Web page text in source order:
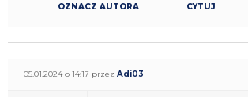
OZNACZ AUTORA CYTUJ
05.01.2024 o 14:17 przez Adi03